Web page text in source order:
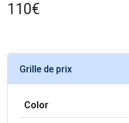
110€
Grille de prix
Color